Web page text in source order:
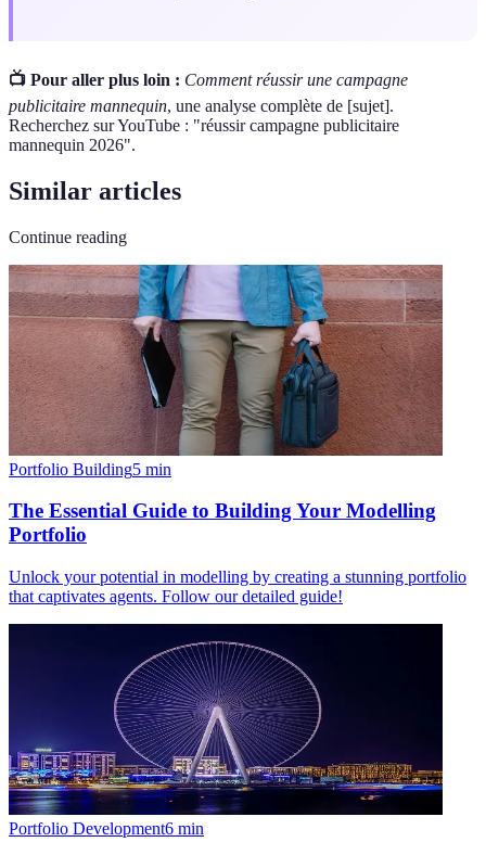
📺 Pour aller plus loin : Comment réussir une campagne
publicitaire mannequin, une analyse complète de [sujet].
Recherchez sur YouTube : "réussir campagne publicitaire
mannequin 2026".
Similar articles
Continue reading
Portfolio Building5 min
The Essential Guide to Building Your Modelling
Portfolio
Unlock your potential in modelling by creating a stunning portfolio
that captivates agents. Follow our detailed guide!
Portfolio Development6 min